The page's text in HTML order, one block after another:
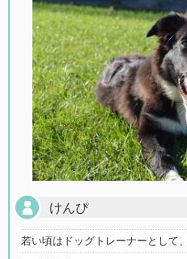
けんぴ
若い頃はドッグトレーナーとして